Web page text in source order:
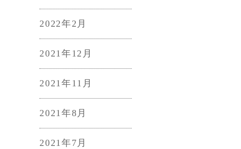
2022年2月
2021年12月
2021年11月
2021年8月
2021年7月